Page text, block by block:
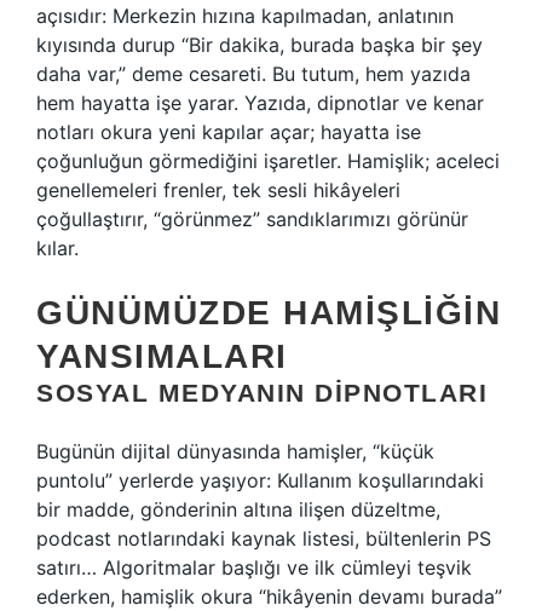
açısıdır: Merkezin hızına kapılmadan, anlatının
kıyısında durup “Bir dakika, burada başka bir şey
daha var,” deme cesareti. Bu tutum, hem yazıda
hem hayatta işe yarar. Yazıda, dipnotlar ve kenar
notları okura yeni kapılar açar; hayatta ise
çoğunluğun görmediğini işaretler. Hamişlik; aceleci
genellemeleri frenler, tek sesli hikâyeleri
çoğullaştırır, “görünmez” sandıklarımızı görünür
kılar.
GÜNÜMÜZDE HAMIŞLIĞIN
YANSIMALARI
SOSYAL MEDYANIN DIPNOTLARI
Bugünün dijital dünyasında hamişler, “küçük
puntolu” yerlerde yaşıyor: Kullanım koşullarındaki
bir madde, gönderinin altına ilişen düzeltme,
podcast notlarındaki kaynak listesi, bültenlerin PS
satırı… Algoritmalar başlığı ve ilk cümleyi teşvik
ederken, hamişlik okura “hikâyenin devamı burada”